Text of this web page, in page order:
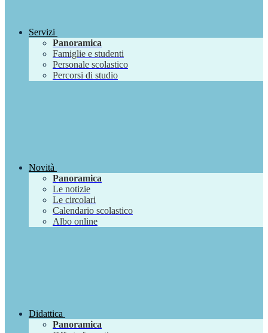
Servizi
Panoramica
Famiglie e studenti
Personale scolastico
Percorsi di studio
Novità
Panoramica
Le notizie
Le circolari
Calendario scolastico
Albo online
Didattica
Panoramica